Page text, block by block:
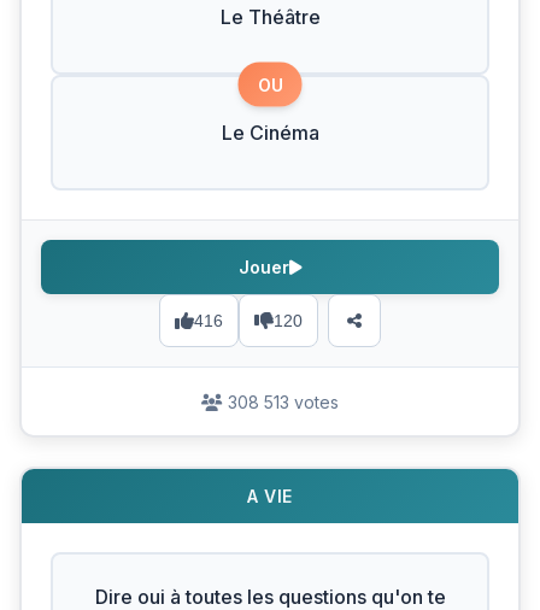
Le Théâtre
OU
Le Cinéma
416 120
Jouer
308 513 votes
A VIE
Dire oui à toutes les questions qu'on te